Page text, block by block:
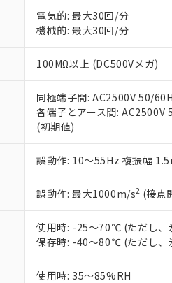
電気的: 最大30回/分
機械的: 最大30回/分
100MΩ以上 (DC500Vメガ)
同極端子間: AC2500V 50/
各端子とアース間:
(初期値)
誤動作: 10～55Hz 複振幅
誤動作: 最大1000m/s2 (接点
使用時: -25～70℃ (ただし、
保存時: -40～80℃ (ただし、
使用時: 35～85%RH
在庫状況および標準
す。
マイパーツ機能（
ている必要がありま
お客様が当ウェブサ
が、当社の製品・
さい。
部品在庫の切り替え状況
※3 非含有証明書ダウ
下記の非含有証明書をダ
EU RoHS指令（10物質
51物質の非含有証明書（
※本証明書は発行日時点
混在することから備考欄
既に当社にて対応品への
り割愛しております。
※2 環境保護使用期限
「ｅ」：有害物質（10物
味します。
「－」：未確認です。当
また当社は、販売
たしません。
－
在庫なし(最新
機器販売店・
受注生産機種